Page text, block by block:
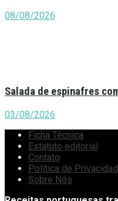
08/08/2026
Salada de espinafres
03/08/2026
Ficha Técnica
Estatuto editorial
Contato
Política de
Sobre Nós